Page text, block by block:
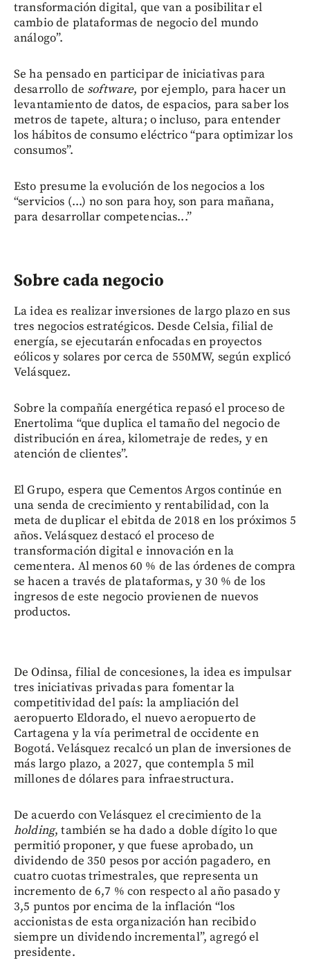
transformación digital, que van a posibilitar el
cambio de plataformas de negocio del mundo
análogo”.
Se ha pensado en participar de iniciativas para
desarrollo de software, por ejemplo, para hacer un
levantamiento de datos, de espacios, para saber los
metros de tapete, altura; o incluso, para entender
los hábitos de consumo eléctrico “para optimizar los
consumos”.
Esto presume la evolución de los negocios a los
“servicios (...) no son para hoy, son para mañana,
para desarrollar competencias...”
Sobre cada negocio
La idea es realizar inversiones de largo plazo en sus
tres negocios estratégicos. Desde Celsia, filial de
energía, se ejecutarán enfocadas en proyectos
eólicos y solares por cerca de 550MW, según explicó
Velásquez.
Sobre la compañía energética repasó el proceso de
Enertolima “que duplica el tamaño del negocio de
distribución en área, kilometraje de redes, y en
atención de clientes”.
El Grupo, espera que Cementos Argos continúe en
una senda de crecimiento y rentabilidad, con la
meta de duplicar el ebitda de 2018 en los próximos 5
años. Velásquez destacó el proceso de
transformación digital e innovación en la
cementera. Al menos 60 % de las órdenes de compra
se hacen a través de plataformas, y 30 % de los
ingresos de este negocio provienen de nuevos
productos.
De Odinsa, filial de concesiones, la idea es impulsar
tres iniciativas privadas para fomentar la
competitividad del país: la ampliación del
aeropuerto Eldorado, el nuevo aeropuerto de
Cartagena y la vía perimetral de occidente en
Bogotá. Velásquez recalcó un plan de inversiones de
más largo plazo, a 2027, que contempla 5 mil
millones de dólares para infraestructura.
De acuerdo con Velásquez el crecimiento de la
holding, también se ha dado a doble dígito lo que
permitió proponer, y que fuese aprobado, un
dividendo de 350 pesos por acción pagadero, en
cuatro cuotas trimestrales, que representa un
incremento de 6,7 % con respecto al año pasado y
3,5 puntos por encima de la inflación “los
accionistas de esta organización han recibido
siempre un dividendo incremental”, agregó el
presidente.